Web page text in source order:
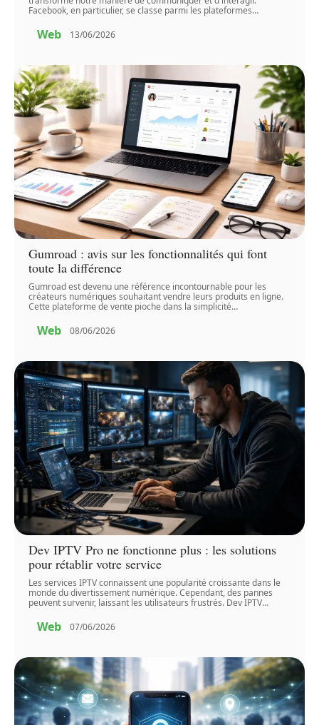
Facebook, en particulier, se classe parmi les plateformes…
Web 13/06/2026
Gumroad : avis sur les fonctionnalités qui font
toute la différence
Gumroad est devenu une référence incontournable pour les
créateurs numériques souhaitant vendre leurs produits en ligne.
Cette plateforme de vente pioche dans la simplicité…
Web 08/06/2026
Dev IPTV Pro ne fonctionne plus : les solutions
pour rétablir votre service
Les services IPTV connaissent une popularité croissante dans le
monde du divertissement numérique. Cependant, des pannes
peuvent survenir, laissant les utilisateurs frustrés. Dev IPTV…
Web 07/06/2026